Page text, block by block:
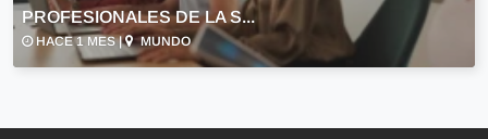
PROFESIONALES DE LA S...
HACE 1 MES | MUNDO